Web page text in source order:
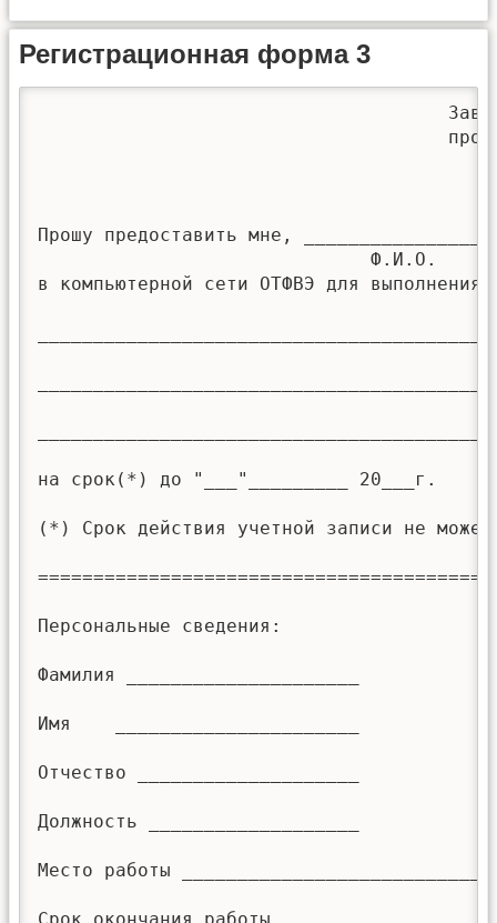
Регистрационная форма 3
Прошу предоставить мне,
                              Ф.И.О.
в компьютерной сети ОТФВЭ для выполнения
на срок(*) до "___"_________ 20___г.
(*) Срок действия учетной записи не
Персональные сведения:
Фамилия _____________________
Имя    ______________________
Отчество ____________________
Должность ___________________
Место работы
Срок окончания работы ___________________